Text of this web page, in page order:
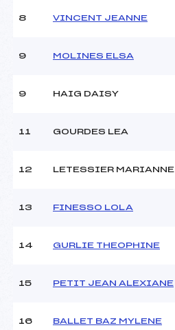
Ouvreurs D :
Météo :
Nombre de portes :
Traceur :
Ouvreurs B :
Ouvreurs D :
Température arrivée :
8 VINCENT JEANNE
9 MOLINES ELSA
9 HAIG DAISY
11 GOURDES LEA
12 LETESSIER MARIANNE
13 FINESSO LOLA
14 GURLIE THEOPHINE
15 PETIT JEAN ALEXIANE
16 BALLET BAZ MYLENE